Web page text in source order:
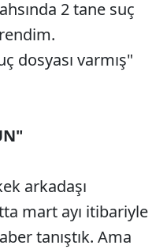
2 tane suç
dosyası varmış"
arkadaşı
mart ayı itibariyle
tanıştık. Ama